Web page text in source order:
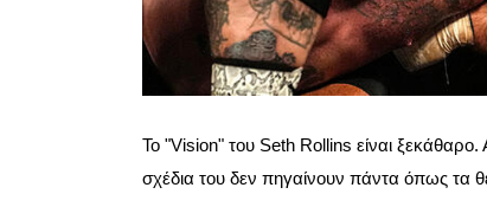
Το "Vision" του Seth Rollins είναι
σχέδια του δεν πηγαίνουν πάντα όπως τα